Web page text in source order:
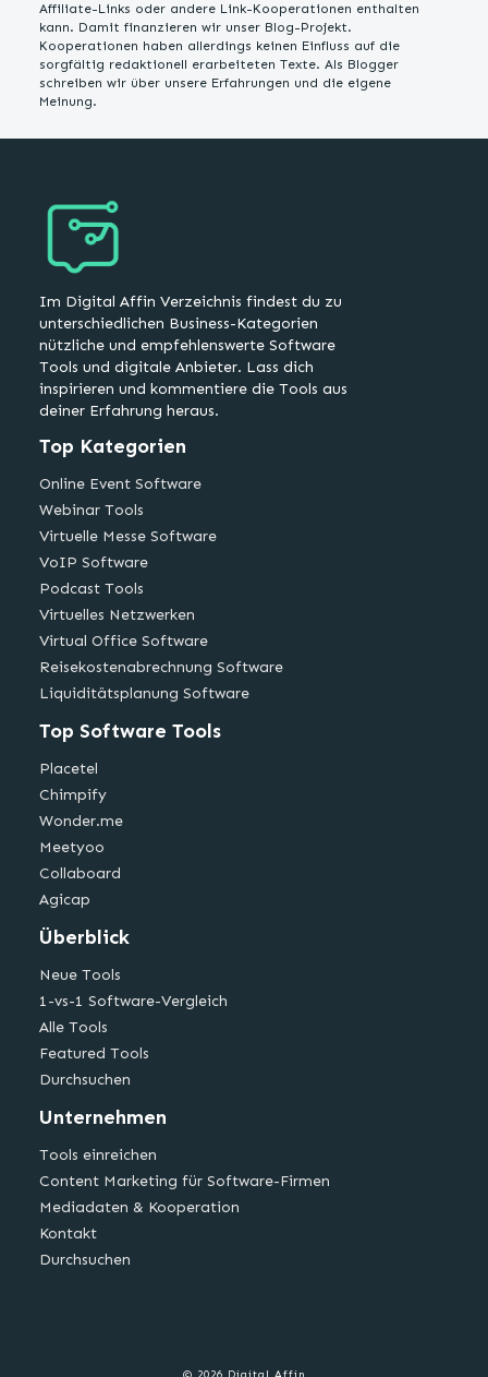
Affiliate-Links oder andere Link-Kooperationen enthalten
kann. Damit finanzieren wir unser Blog-Projekt.
Kooperationen haben allerdings keinen Einfluss auf die
sorgfältig redaktionell erarbeiteten Texte. Als Blogger
schreiben wir über unsere Erfahrungen und die eigene
Meinung.
Im Digital Affin Verzeichnis findest du zu
unterschiedlichen Business-Kategorien
nützliche und empfehlenswerte Software
Tools und digitale Anbieter. Lass dich
inspirieren und kommentiere die Tools aus
deiner Erfahrung heraus.
Top Kategorien
Online Event Software
Webinar Tools
Virtuelle Messe Software
VoIP Software
Podcast Tools
Virtuelles Netzwerken
Virtual Office Software
Reisekostenabrechnung Software
Liquiditätsplanung Software
Top Software Tools
Placetel
Chimpify
Wonder.me
Meetyoo
Collaboard
Agicap
Überblick
Neue Tools
1-vs-1 Software-Vergleich
Alle Tools
Featured Tools
Durchsuchen
Unternehmen
Tools einreichen
Content Marketing für Software-Firmen
Mediadaten & Kooperation
Kontakt
Durchsuchen